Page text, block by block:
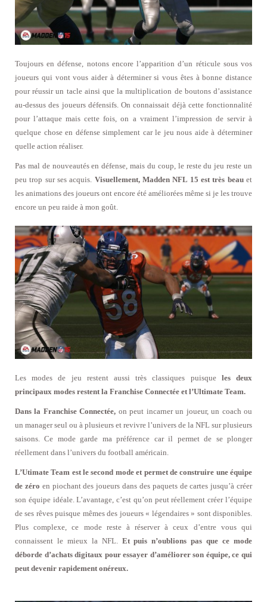
Toujours en défense, notons encore l’apparition d’un réticule sous vos
joueurs qui vont vous aider à déterminer si vous êtes à bonne distance
pour réussir un tacle ainsi que la multiplication de boutons d’assistance
au-dessus des joueurs défensifs. On connaissait déjà cette fonctionnalité
pour l’attaque mais cette fois, on a vraiment l’impression de servir à
quelque chose en défense simplement car le jeu nous aide à déterminer
quelle action réaliser.
Pas mal de nouveautés en défense, mais du coup, le reste du jeu reste un
peu trop sur ses acquis. Visuellement, Madden NFL 15 est très beauet
les animations des joueurs ont encore été améliorées même si je les trouve
encore un peu raide à mon goût.
Les modes de jeu restent aussi très classiques puisqueles deux
principaux modes restent la Franchise Connectée et l’Ultimate Team.
Dans la Franchise Connectée, on peut incarner un joueur, un coach ou
un manager seul ou à plusieurs et revivre l’univers de la NFL sur plusieurs
saisons. Ce mode garde ma préférence car il permet de se plonger
réellement dans l’univers du football américain.
L’Utimate Team est le second mode et permet de construire une équipe
de zéro en piochant des joueurs dans des paquets de cartes jusqu’à créer
son équipe idéale. L’avantage, c’est qu’on peut réellement créer l’équipe
de ses rêves puisque mêmes des joueurs « légendaires » sont disponibles.
Plus complexe, ce mode reste à réserver à ceux d’entre vous qui
connaissent le mieux la NFL. Et puis n’oublions pas que ce mode
déborde d’achats digitaux pour essayer d’améliorer son équipe, ce qui
peut devenir rapidement onéreux.